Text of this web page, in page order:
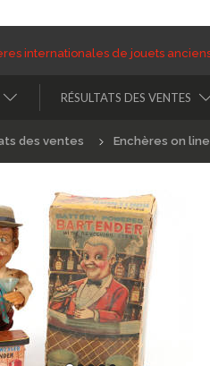
RÉSULTATS DES VENTES
des ventes Enchères on line